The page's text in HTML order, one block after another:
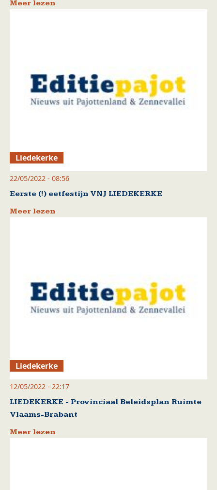
Meer lezen
Liedekerke
22/05/2022 - 08:56
Eerste (!) eetfestijn VNJ LIEDEKERKE
Meer lezen
Liedekerke
12/05/2022 - 22:17
LIEDEKERKE - Provinciaal Beleidsplan Ruimte
Vlaams-Brabant
Meer lezen